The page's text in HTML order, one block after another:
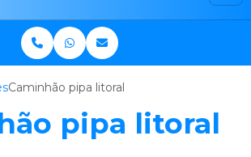
Caminhão pipa litoral
pipa litoral